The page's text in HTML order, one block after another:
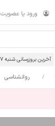
ورود یا عضویت
آخرین بروزرسانی شنبه 1405/05/17
روانشناسی